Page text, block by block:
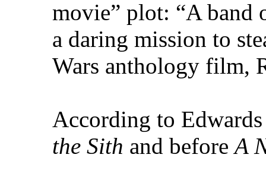
movie” plot: “A band
a daring mission to
Wars anthology film,
According to
the Sith and beforeA